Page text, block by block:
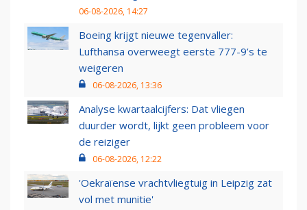
06-08-2026, 14:27
Boeing krijgt nieuwe tegenvaller:
Lufthansa overweegt eerste 777-9’s te
weigeren
06-08-2026, 13:36
Analyse kwartaalcijfers: Dat vliegen
duurder wordt, lijkt geen probleem voor
de reiziger
06-08-2026, 12:22
'Oekraïense vrachtvliegtuig in Leipzig zat
vol met munitie'